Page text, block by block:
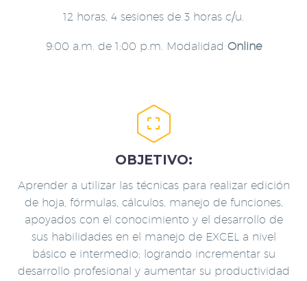
12 horas, 4 sesiones de 3 horas c/u.
9:00 a.m. de 1:00 p.m. Modalidad Online


OBJETIVO:
Aprender a utilizar las técnicas para realizar edición
de hoja, fórmulas, cálculos, manejo de funciones,
apoyados con el conocimiento y el desarrollo de
sus habilidades en el manejo de EXCEL a nivel
básico e intermedio; logrando incrementar su
desarrollo profesional y aumentar su productividad